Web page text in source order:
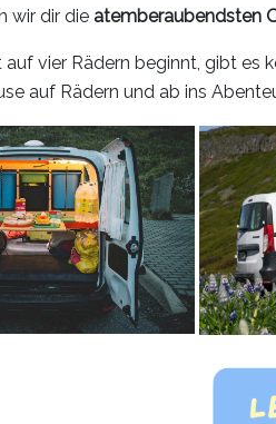
wir dir die atemberaubendsten
vier Rädern beginnt, gibt es
auf Rädern und ab ins